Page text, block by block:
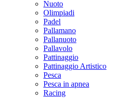
Nuoto
Olimpiadi
Padel
Pallamano
Pallanuoto
Pallavolo
Pattinaggio
Pattinaggio Artistico
Pesca
Pesca in apnea
Racing